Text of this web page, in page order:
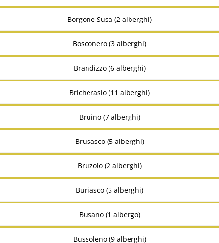
Borgone Susa (2 alberghi)
Bosconero (3 alberghi)
Brandizzo (6 alberghi)
Bricherasio (11 alberghi)
Bruino (7 alberghi)
Brusasco (5 alberghi)
Bruzolo (2 alberghi)
Buriasco (5 alberghi)
Busano (1 albergo)
Bussoleno (9 alberghi)